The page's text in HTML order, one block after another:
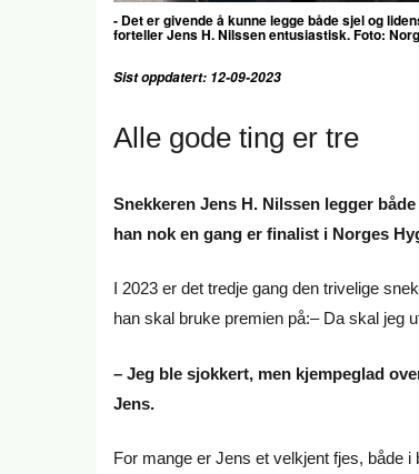
- Det er givende å kunne legge både sjel og
forteller Jens H. Nilssen entusiastisk​​​​​​. Foto:
Sist oppdatert: 12-09-2023
Alle gode ting er tre
Snekkeren Jens H. Nilssen legger
han nok en gang er finalist i Norges
I 2023 er det tredje gang den trivelige
han skal bruke premien på:– Da skal jeg
– Jeg ble sjokkert, men kjempeglad
Jens.
For mange er Jens et velkjent fjes, både